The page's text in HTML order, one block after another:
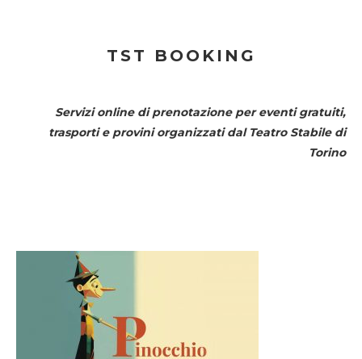
TST BOOKING
Servizi online di prenotazione per eventi gratuiti,
trasporti e provini organizzati dal Teatro Stabile di
Torino